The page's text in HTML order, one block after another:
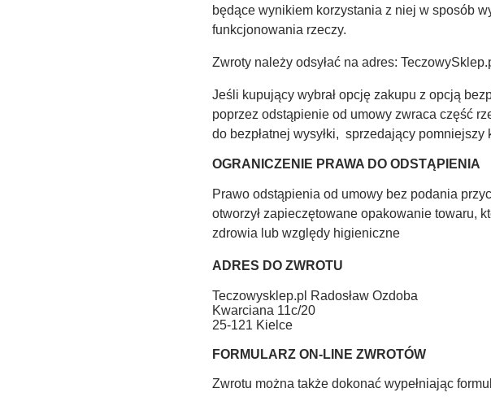
będące wynikiem korzystania z niej w sposób
funkcjonowania rzeczy.
Zwroty należy odsyłać na adres:
Jeśli kupujący wybrał opcję zakupu z opcją
poprzez odstąpienie od umowy zwraca część
do bezpłatnej wysyłki, sprzedający
OGRANICZENIE PRAWA DO ODSTĄPIENIA
Prawo odstąpienia od umowy bez podania
otworzył zapieczętowane opakowanie towaru,
zdrowia lub względy higieniczne
ADRES DO ZWROTU
Teczowysklep.pl Radosław Ozdoba
Kwarciana 11c/20
25-121 Kielce
FORMULARZ ON-LINE ZWROTÓW
Zwrotu można także dokonać wypełniając